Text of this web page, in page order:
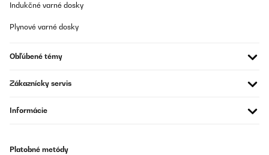
Indukčné varné dosky
Plynové varné dosky
Obľúbené témy
Zákaznícky servis
Informácie
Platobné metódy